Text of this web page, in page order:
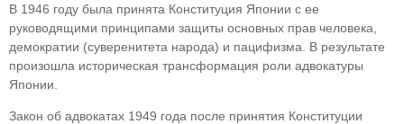
В 1946 году была принята Конституция Япо­нии с ее
руководящими принципами защиты ос­новных прав человека,
демократии (суверенитета народа) и пацифизма. В результате
произошла историческая трансформация роли адвокатуры
Японии.
Закон об адвокатах 1949 года после приня­тия Конституции